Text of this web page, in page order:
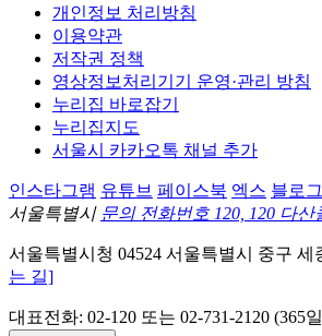
개인정보 처리방침
이용약관
저작권 정책
영상정보처리기기 운영·관리 방침
누리집 바로잡기
누리집지도
서울시 카카오톡 채널 추가
인스타그램 유튜브 페이스북 엑스 블로그
서울특별시 문의 전화번호 120, 120 다산
서울특별시청 04524 서울특별시 중구 세
는 길]
대표전화: 02-120 또는 02-731-2120 (365